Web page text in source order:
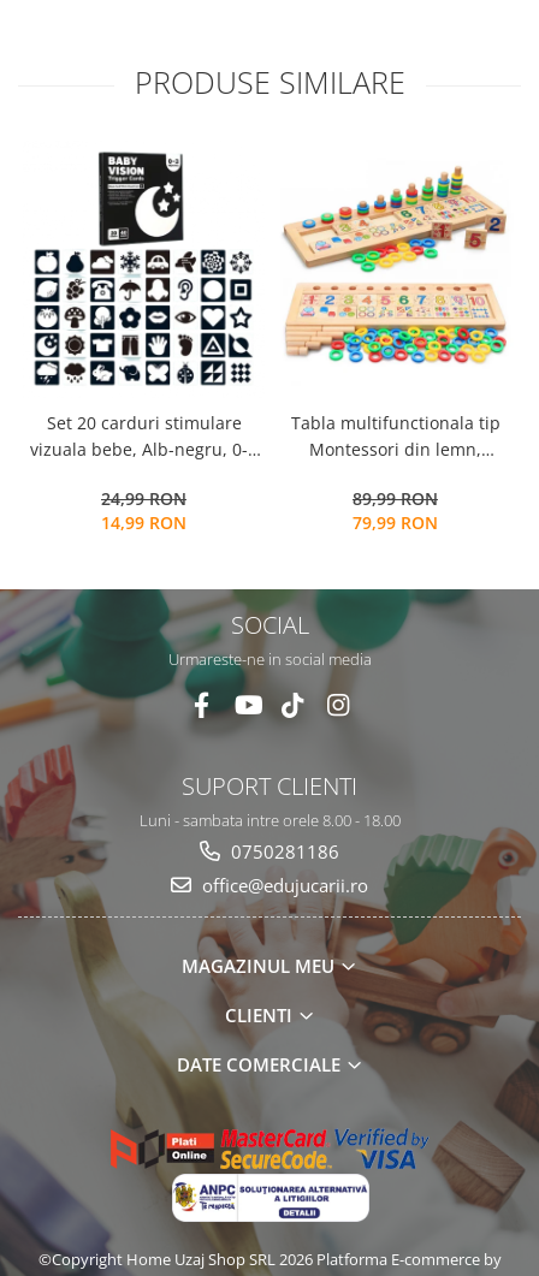
PRODUSE SIMILARE
Set 20 carduri stimulare
vizuala bebe, Alb-negru, 0-3
24,99 RON
14,99 RON
Tabla multifunctionala tip
Montessori din lemn,
multicolore pt cantitate,
numere si operatiuni
89,99 RON
79,99 RON
SOCIAL
Urmareste-ne in social media
SUPORT CLIENTI
Luni - sambata intre orele 8.00 - 18.00
0750281186
office@edujucarii.ro
MAGAZINUL MEU
CLIENTI
DATE COMERCIALE
©Copyright Home Uzaj Shop SRL 2026 Platforma E-commerce by